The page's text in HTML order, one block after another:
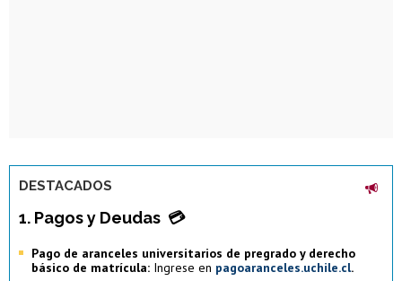
DESTACADOS
1. Pagos y Deudas 💳
Pago de aranceles universitarios de pregrado y derecho
básico de matrícula: Ingrese en pagoaranceles.uchile.cl.